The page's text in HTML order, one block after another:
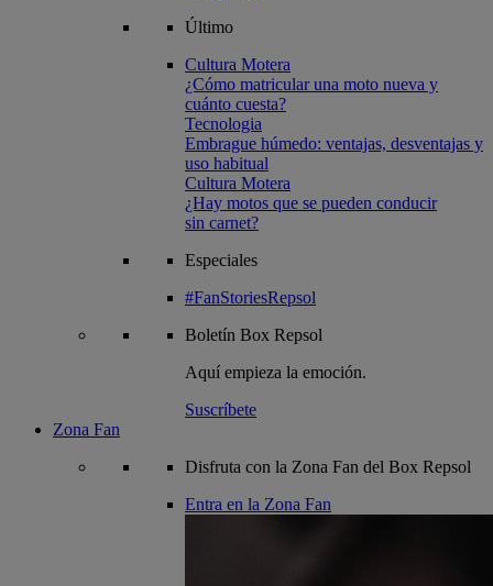
Último
Cultura Motera
¿Cómo matricular una moto nueva y
cuánto cuesta?
Tecnologia
Embrague húmedo: ventajas, desventajas y
uso habitual
Cultura Motera
¿Hay motos que se pueden conducir
sin carnet?
Especiales
#FanStoriesRepsol
Boletín Box Repsol
Aquí empieza la emoción.
Suscríbete
Zona Fan
Disfruta con la Zona Fan del Box Repsol
Entra en la Zona Fan